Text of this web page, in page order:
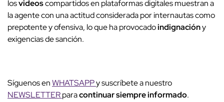
losvideoscompartidos en plataformas digitales muestran a
la agente con una actitud considerada por internautas como
prepotente y ofensiva, lo que ha provocadoindignacióny
exigencias de sanción.
Síguenos enWHATSAPPy suscríbete a nuestro
NEWSLETTERparacontinuar siempre informado.